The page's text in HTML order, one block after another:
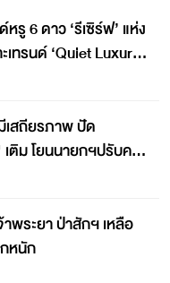
หรู 6 ดาว ‘รีเซิร์ฟ’ แห่ง
ทรนด์ ‘Quiet Luxury’
เสถียรภาพ ปัด
ติม โยนนายกฯปรับค
พระยา ป่าสักฯ เหลือ
หนัก